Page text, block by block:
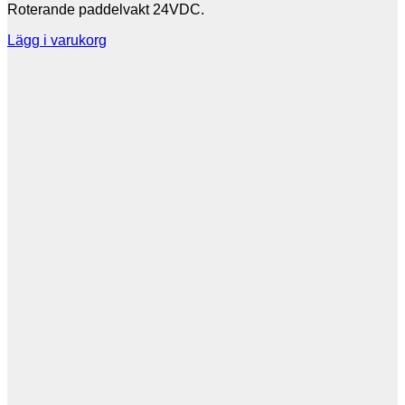
Roterande paddelvakt 24VDC.
Lägg i varukorg